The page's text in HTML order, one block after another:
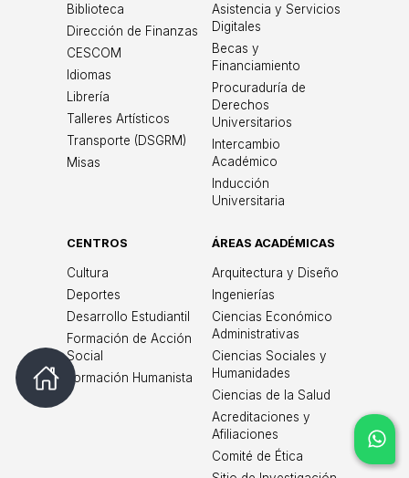
Biblioteca
Dirección de Finanzas
CESCOM
Idiomas
Librería
Talleres Artísticos
Transporte (DSGRM)
Misas
Asistencia y Servicios
Digitales
Becas y
Financiamiento
Procuraduría de
Derechos
Universitarios
Intercambio
Académico
Inducción
Universitaria
CENTROS
Cultura
Deportes
Desarrollo Estudiantil
Formación de Acción
Social
Formación Humanista
ÁREAS ACADÉMICAS
Arquitectura y Diseño
Ingenierías
Ciencias Económico
Administrativas
Ciencias Sociales y
Humanidades
Ciencias de la Salud
Acreditaciones y
Afiliaciones
Comité de Ética